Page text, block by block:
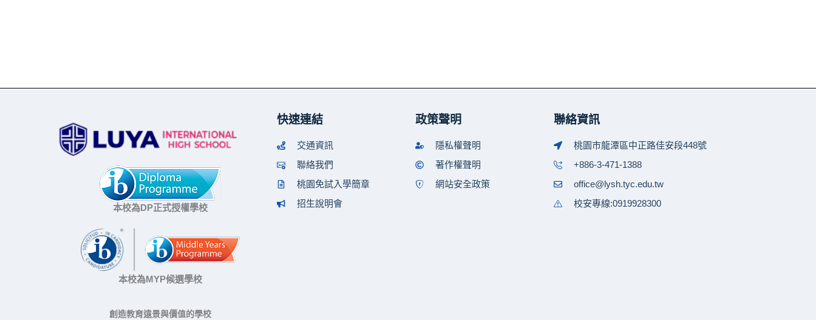
本校為DP正式授權學校
本校為MYP候選學校
創造教育遠景與價值的學校
快速連結
交通資訊
聯絡我們
桃園免試入學簡章
招生說明會
政策聲明
隱私權聲明
著作權聲明
網站安全政策
聯絡資訊
桃園市龍潭區中正路佳安段448號
+886-3-471-1388
office@lysh.tyc.edu.tw
校安專線:0919928300